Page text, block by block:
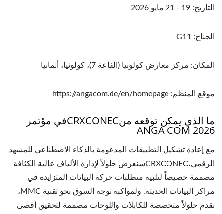
التاريخ: 19 - 21 مايو 2026
الجناح: G11
المكان: مركز معارض كولونيا (القاعة 7)، كولونيا، ألمانيا
موقع المنظم: https://angacom.de/en/homepage
ما الذي يمكن توقعه منCRXCONECفي مؤتمر
ANGA COM 2026
مع إعادة تشكيل التطبيقات المدعومة بالذكاء الاصطناعي للمشهد
الرقمي،CRXCONECسنعرض حلولاً لإدارة الألياف عالية الكثافة
مصممة خصيصاً لتلبية متطلبات حركة البيانات المتزايدة في
مراكز البيانات الحديثة. ولمواكبة توجه السوق نحو تقنية MMC،
نقدم حلولاً متخصصة للكابلات واللوحات مصممة لتحقيق أقصى